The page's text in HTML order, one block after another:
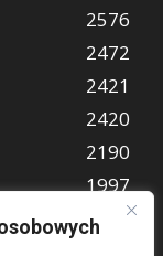
2576
2472
2421
2420
2190
1997
849